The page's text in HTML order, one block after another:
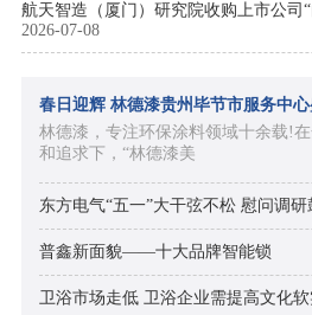
航天智造（厦门）研究院收购上市公司
2026-07-08
春日迎辉 林德漆贵州毕节市服务中
林德漆，专注环保涂料领域十余载!
和追求下，“林德漆美
东方电气“五一”大干弦不松 慰问调研
普鑫新面貌——十大品牌智能锁
卫浴市场走低 卫浴企业需提高文化软